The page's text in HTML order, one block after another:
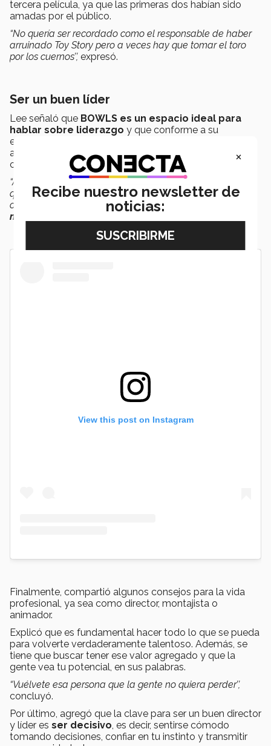
tercera película, ya que las primeras dos habían sido
amadas por el público.
“No quería ser recordado como el responsable de haber
arruinado Toy Story pero a veces hay que tomar el toro
por los cuernos’’, expresó.
Ser un buen líder
Lee señaló que BOWLS es un espacio ideal para
hablar sobre liderazgo y que conforme a su
experiencia como director, es algo que ha ido
aprendiendo y que le gustaría comentar con la
comunidad del Tec.
“Al final del día las personas que trabajan contigo solo
quieren saber que están trabajando en algo que los hará
orgulloso, y
uno tiene que ser el líder que ellos
necesitan
View this post on Instagram
Finalmente, compartió algunos consejos para la vida
profesional, ya sea como director, montajista o
animador.
Explicó que es fundamental hacer todo lo que se pueda
para volverte verdaderamente talentoso. Además, se
tiene que buscar tener ese valor agregado y que la
gente vea tu potencial, en sus palabras.
“Vuélvete esa persona que la gente no quiera perder’’,
concluyó.
Por último, agregó que la clave para ser un buen director
y líder es ser decisivo , es decir, sentirse cómodo
tomando decisiones, confiar en tu instinto y transmitir
×
Recibe nuestro newsletter de
noticias: